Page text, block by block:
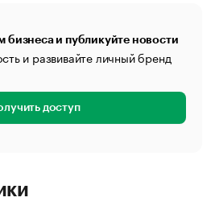
бизнеса и публикуйте новости
и развивайте личный бренд
доступ